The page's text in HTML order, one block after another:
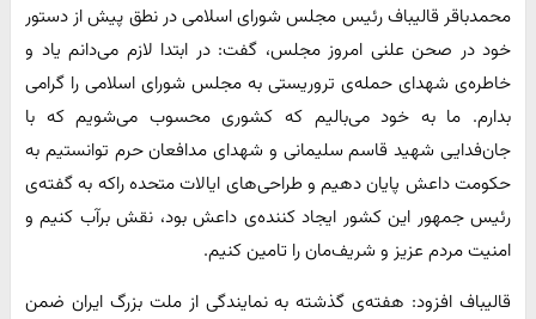
محمدباقر قالیباف رئیس مجلس شورای اسلامی در نطق پیش از دستور
خود در صحن علنی امروز مجلس، گفت: در ابتدا لازم می‌دانم یاد و
خاطره‌ی شهدای حمله‌ی تروریستی به مجلس شورای اسلامی را گرامی
بدارم. ما به خود می‌بالیم که کشوری محسوب می‌شویم که با
جان‌فدایی شهید قاسم سلیمانی و شهدای مدافعان حرم توانستیم به
حکومت داعش پایان دهیم و طراحی‌های ایالات متحده راکه به گفته‌ی
رئیس جمهور این کشور ایجاد کننده‌ی داعش بود، نقش برآب کنیم و
امنیت مردم عزیز و شریف‌مان را تامین کنیم.
قالیباف افزود: هفته‌ی گذشته به نمایندگی از ملت بزرگ ایران ضمن